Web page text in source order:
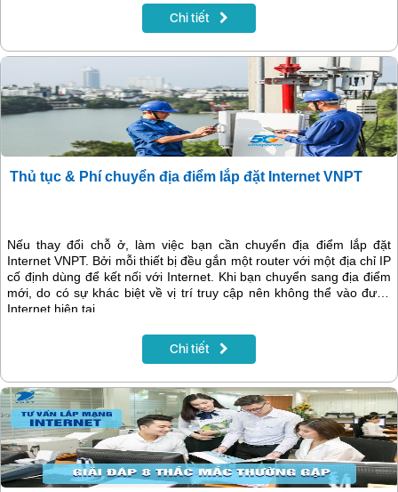
Chi tiết
Thủ tục & Phí chuyển địa điểm lắp đặt Internet VNPT
Nếu thay đổi chỗ ở, làm việc bạn cần chuyển địa điểm lắp đặt
Internet VNPT. Bởi mỗi thiết bị đều gắn một router với một địa chỉ IP
cố định dùng để kết nối với Internet. Khi bạn chuyển sang địa điểm
mới, do có sự khác biệt về vị trí truy cập nên không thể vào được
Internet hiện tại.
Chi tiết